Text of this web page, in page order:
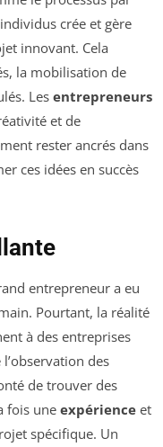
crée et gère
innovant. Cela
la mobilisation de
Les entrepreneurs
et de
rester ancrés dans
ces idées en succès
entrepreneur a eu
Pourtant, la réalité
à des entreprises
des
de trouver des
fois une expérience et
spécifique. Un